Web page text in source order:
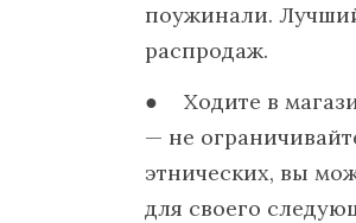
поужинали.
распродаж.
Ходите в
— не
этнических, вы
для своего